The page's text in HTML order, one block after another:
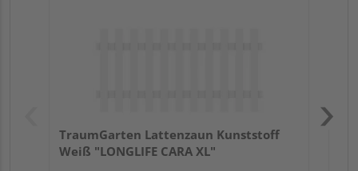
TraumGarten Lattenzaun Kunststoff
Weiß "LONGLIFE CARA XL"